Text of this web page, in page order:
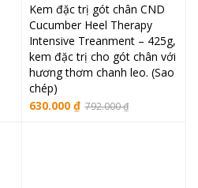
Kem đặc trị gót chân CND
Cucumber Heel Therapy
Intensive Treanment – 425g,
kem đặc trị cho gót chân với
hương thơm chanh leo. (Sao
chép)
792.000₫
Giá
630.000 ₫
Giá